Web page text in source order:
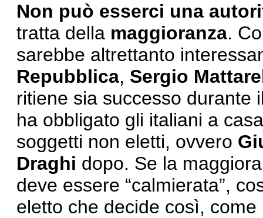
Non può esserci una
tratta della maggioranza.
sarebbe altrettanto
Repubblica, Sergio
ritiene sia successo durante
ha obbligato gli italiani a
soggetti non eletti, ovvero
Draghi dopo. Se la
deve essere “calmierata”,
eletto che decide così,